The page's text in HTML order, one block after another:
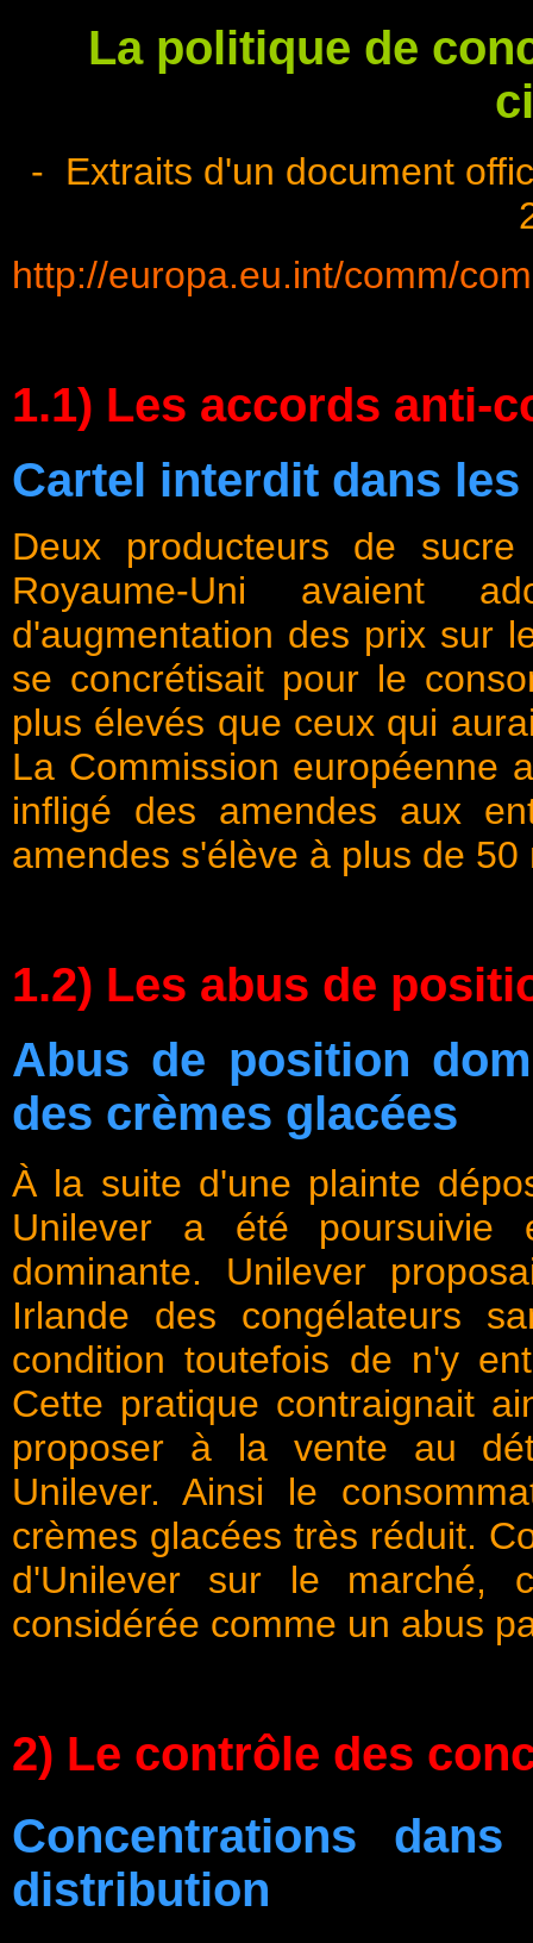
La politique de
- Extraits d'un document
http://europa.eu.int/comm/
1.1) Les accords anti-
Cartel interdit dans
Deux producteurs de
Royaume-Uni avaient
d'augmentation des prix sur
se concrétisait pour le
plus élevés que ceux qui
La Commission européenne
infligé des amendes aux
amendes s'élève à plus de
1.2) Les abus de
Abus de position
des crèmes glacées
À la suite d'une plainte
Unilever a été
dominante. Unilever
Irlande des congélateurs
condition toutefois de n'y
Cette pratique contraignait
proposer à la vente au
Unilever. Ainsi le
crèmes glacées très réduit.
d'Unilever sur le marché,
considérée comme un abus
2) Le contrôle des
Concentrations
distribution